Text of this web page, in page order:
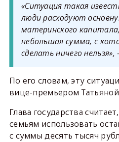
«Ситуация такая
люди расходуют
материнского
небольшая сумма, с
сделать ничего
По его словам, эту
вице-премьером
Глава государства
семьям использовать
с суммы десять тысяч